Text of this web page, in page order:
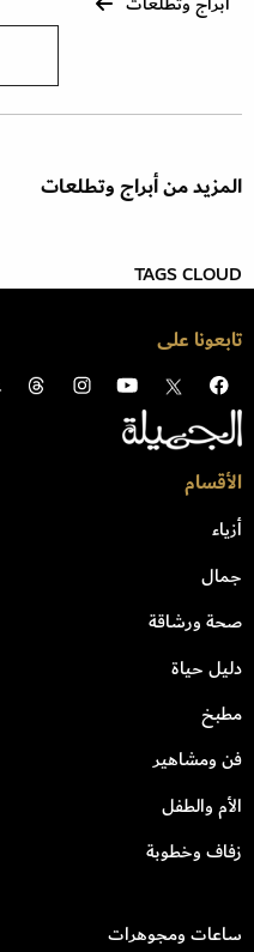
المزيد من أبراج وتطلعات
TAGS CLOUD
تابعونا على
الأقسام
أزياء
جمال
صحة ورشاقة
دليل حياة
مطبخ
فن ومشاهير
الأم والطفل
زفاف وخطوبة
ساعات ومجوهرات